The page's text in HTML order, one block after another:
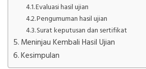
Evaluasi hasil ujian
Pengumuman hasil ujian
Surat keputusan dan sertifikat
Meninjau Kembali Hasil Ujian
Kesimpulan